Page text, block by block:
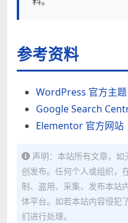
参考资料
WordPress 官方主
Google Search
Elementor 官方网站
声明：本站所有文章，
创发布。任何个人或组织，
制、盗用、采集、发布本站
体平台。如若本站内容侵犯
们进行处理。